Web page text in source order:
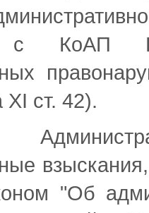
с
XI ст. 42).
"Об